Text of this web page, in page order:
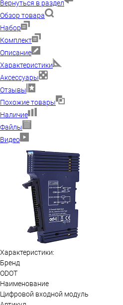
Вернуться в раздел
Обзор товара
Набор
Комплект
Описание
Характеристики
Аксессуары
Отзывы
Похожие товары
Наличие
Файлы
Видео
Характеристики:
Бренд
ODOT
Наименование
Цифровой входной модуль